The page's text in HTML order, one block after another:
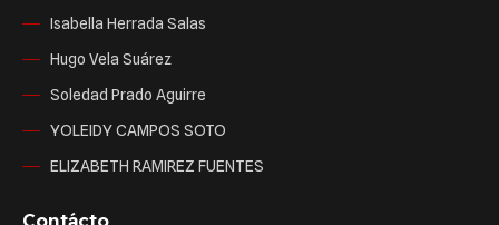
Isabella Herrada Salas
Hugo Vela Suárez
Soledad Prado Aguirre
YOLEIDY CAMPOS SOTO
ELIZABETH RAMIREZ FUENTES